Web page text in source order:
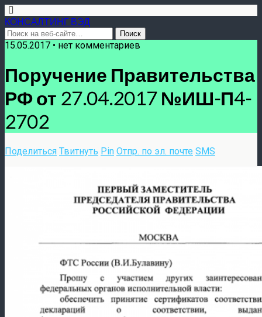
КОНСАЛТИНГ ВЭД
15.05.2017 • нет комментариев
Поручение Правительства
РФ от 27.04.2017 №ИШ-П4-
2702
Поделиться Твитнуть Pin Отпр. по эл. почте SMS